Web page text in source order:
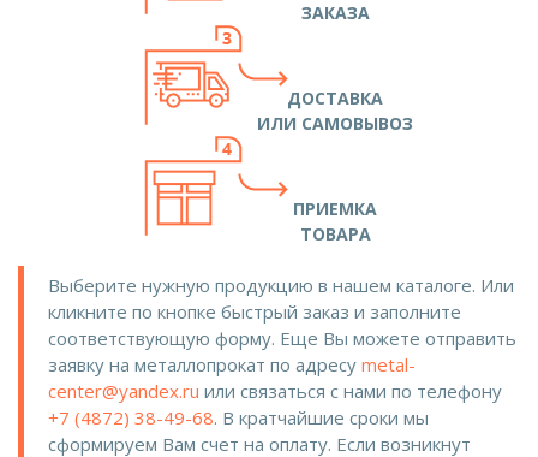
ЗАКАЗА
ДОСТАВКА
ИЛИ САМОВЫВОЗ
ПРИЕМКА
ТОВАРА
Выберите нужную продукцию в нашем каталоге. Или
кликните по кнопке быстрый заказ и заполните
соответствующую форму. Еще Вы можете отправить
заявку на металлопрокат по адресу metal-
center@yandex.ru или связаться с нами по телефону
+7 (4872) 38-49-68. В кратчайшие сроки мы
сформируем Вам счет на оплату. Если возникнут